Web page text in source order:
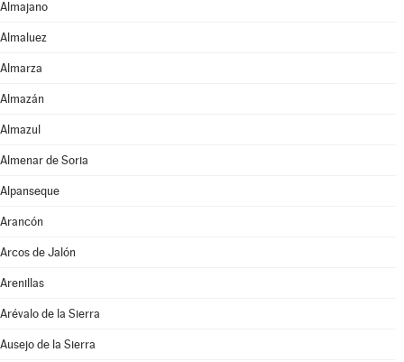
Almajano
Almaluez
Almarza
Almazán
Almazul
Almenar de Soria
Alpanseque
Arancón
Arcos de Jalón
Arenillas
Arévalo de la Sierra
Ausejo de la Sierra